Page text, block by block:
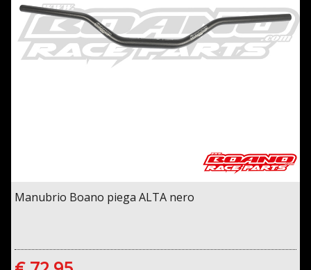
Manubrio Boano piega ALTA nero